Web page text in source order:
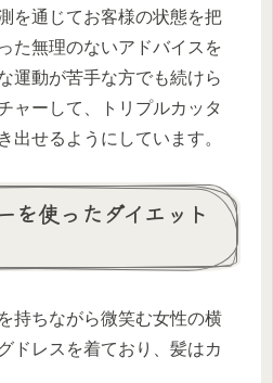
を通じてお客様の状態を把
た無理のないアドバイスを
運動が苦手な方でも続けら
ャーして、トリプルカッタ
出せるようにしています。
を使ったダイエット